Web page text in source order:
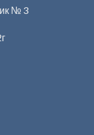
№ 3